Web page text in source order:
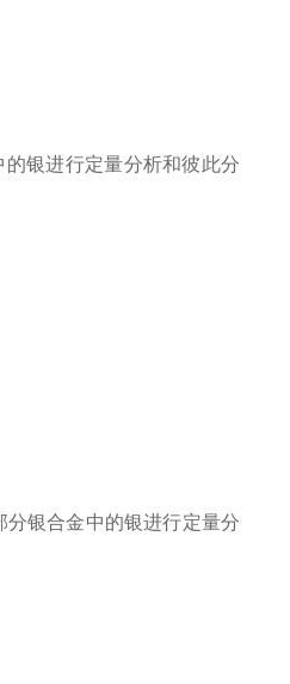
银进行定量分析和彼此分
银合金中的银进行定量分